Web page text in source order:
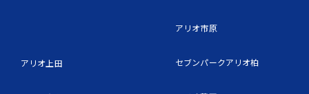
アリオ上田
アリオ市原
セブンパークアリオ柏